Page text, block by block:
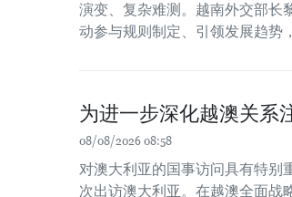
演变、复杂难测。越南外交部长
动参与规则制定、引领发展趋势
为进一步深化越澳关系
08/08/2026 08:58
对澳大利亚的国事访问具有特别
次出访澳大利亚。在越澳全面战